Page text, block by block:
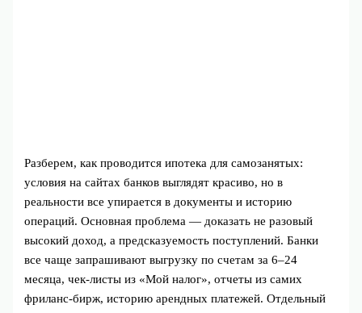
Разберем, как проводится ипотека для самозанятых:
условия на сайтах банков выглядят красиво, но в
реальности все упирается в документы и историю
операций. Основная проблема — доказать не разовый
высокий доход, а предсказуемость поступлений. Банки
все чаще запрашивают выгрузку по счетам за 6–24
месяца, чек-листы из «Мой налог», отчеты из самих
фриланс-бирж, историю арендных платежей. Отдельный